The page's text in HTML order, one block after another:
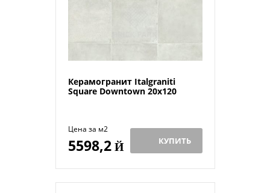
Керамогранит Italgraniti
Square Downtown 20x120
Цена за м2
5598,2Й КУПИТЬ